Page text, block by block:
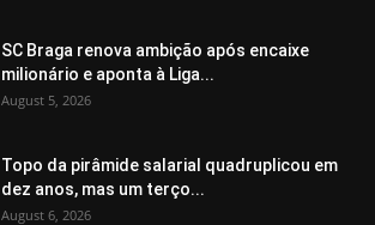
SC Braga renova ambição após encaixe
milionário e aponta à Liga...
August 5, 2026
Topo da pirâmide salarial quadruplicou em
dez anos, mas um terço...
August 6, 2026